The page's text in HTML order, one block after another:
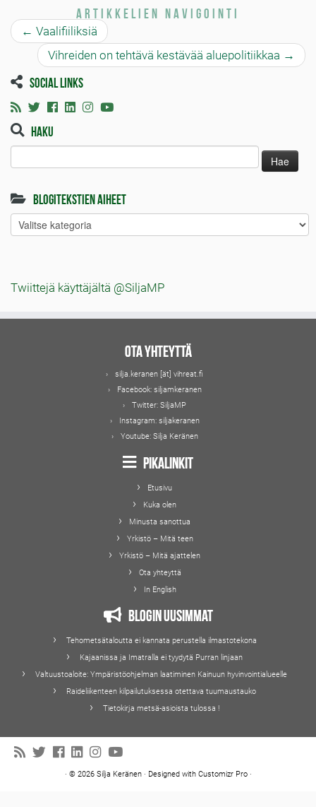
Artikkelien navigointi
← Vaalifiiliksiä
Vihreiden on tehtävä kestävää aluepolitiikkaa →
Social links
Haku
Blogitekstien aiheet
Blogitekstien
aiheet
Twiittejä käyttäjältä @SiljaMP
Ota yhteyttä
silja.keranen [ät] vihreat.fi
Facebook: siljamkeranen
Twitter: SiljaMP
Instagram: siljakeranen
Youtube: Silja Keränen
Pikalinkit
Etusivu
Kuka olen
Minusta sanottua
Yrkistö – Mitä teen
Yrkistö – Mitä ajattelen
Ota yhteyttä
In English
Blogin uusimmat
Tehometsätaloutta ei kannata perustella ilmastotekona
Kajaanissa ja Imatralla ei tyydytä Purran linjaan
Valtuustoaloite: Ympäristöohjelman laatiminen Kainuun hyvinvointialueelle
Raideliikenteen kilpailutuksessa otettava tuumaustauko
Tietokirja metsä-asioista tulossa !
· © 2026 Silja Keränen· Designed with Customizr Pro·